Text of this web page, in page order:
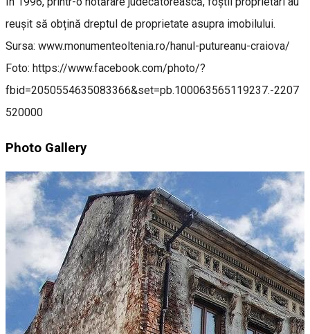
reușit să obțină dreptul de proprietate asupra imobilului.
Sursa: www.monumenteoltenia.ro/hanul-putureanu-craiova/
Foto: https://www.facebook.com/photo/?
fbid=2050554635083366&set=pb.100063565119237.-2207
520000
Photo Gallery